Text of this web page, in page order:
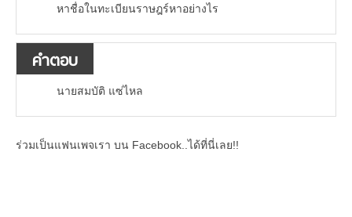
หาชื่อในทะเบียนราษฎร์หาอย่างไร
คำตอบ
นายสมบัติ แซ่ไหล
ร่วมเป็นแฟนเพจเรา บน Facebook..ได้ที่นี่เลย!!